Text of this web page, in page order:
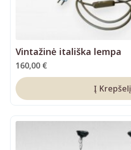
Vintažinė itališka lempa
160,00 €
Į Krepšelį